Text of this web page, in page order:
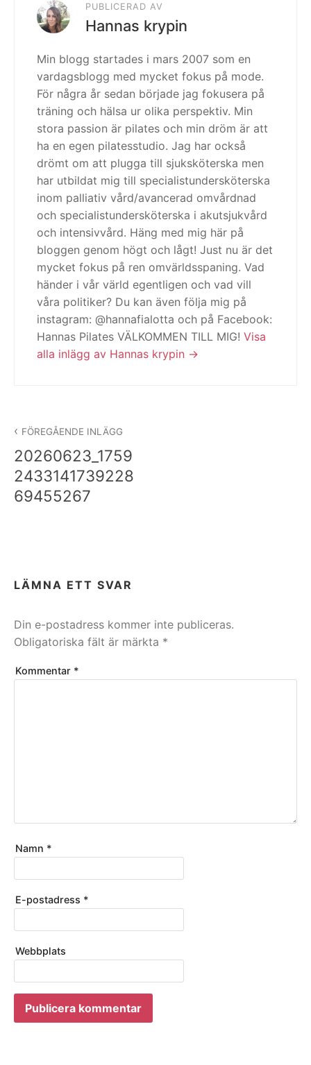
PUBLICERAD AV
Hannas krypin
Min blogg startades i mars 2007 som en
vardagsblogg med mycket fokus på mode.
För några år sedan började jag fokusera på
träning och hälsa ur olika perspektiv. Min
stora passion är pilates och min dröm är att
ha en egen pilatesstudio. Jag har också
drömt om att plugga till sjuksköterska men
har utbildat mig till specialistundersköterska
inom palliativ vård/avancerad omvårdnad
och specialistundersköterska i akutsjukvård
och intensivvård. Häng med mig här på
bloggen genom högt och lågt! Just nu är det
mycket fokus på ren omvärldsspaning. Vad
händer i vår värld egentligen och vad vill
våra politiker? Du kan även följa mig på
instagram: @hannafialotta och på Facebook:
Hannas Pilates VÄLKOMMEN TILL MIG! Visa
alla inlägg av Hannas krypin
FÖREGÅENDE INLÄGG
20260623_1759
2433141739228
69455267
LÄMNA ETT SVAR
Din e-postadress kommer inte publiceras.
Obligatoriska fält är märkta *
Kommentar *
Namn *
E-postadress *
Webbplats